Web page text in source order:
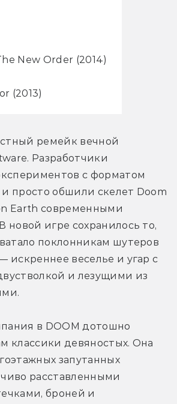
New Order (2014)
(2013)
ремейк вечной
Разработчики
с форматом
просто обшили скелет Doom
Earth современными
новой игре сохранилось то,
поклонникам шутеров
искреннее веселье и угар с
и лезущими из
в DOOM дотошно
классики девяностых. Она
запутанных
расставленными
броней и